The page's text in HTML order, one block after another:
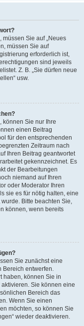
Sie auf „Neues
müssen Sie auf
erforderlich ist,
sind jeweils
Z. B. „Sie dürfen neue
usw.
können Sie nur Ihre
einen Beitrag
für den entsprechenden
Zeitraum nach
Ihren Beitrag geantwortet
gekennzeichnet. Es
der Bearbeitungen
niemand auf Ihren
oder Moderator Ihren
sie es für nötig halten, eine
Bitte beachten Sie,
können, wenn bereits
Sie zunächst eine
Bereich entwerfen.
haben, können Sie in
Sie können eine
Bereich das
Wenn Sie einen
möchten, so können Sie
wieder deaktivieren.